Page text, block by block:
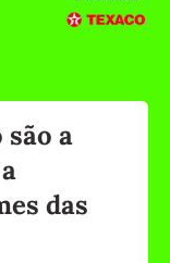
são a
das